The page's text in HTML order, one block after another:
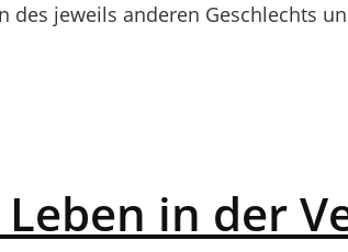
jeweils anderen Geschlechts
in der